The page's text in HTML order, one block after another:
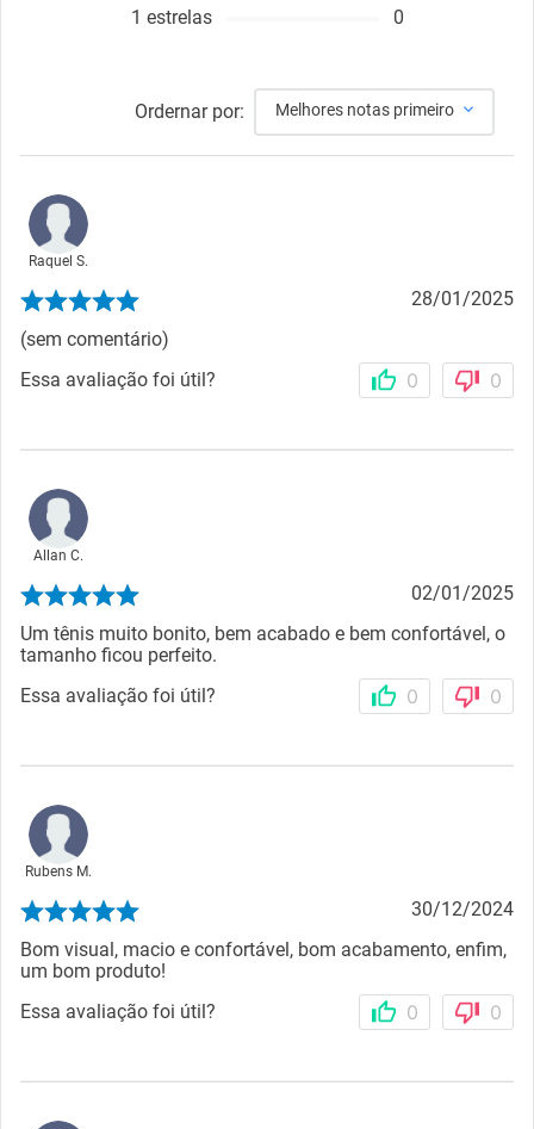
1 estrelas
0
Ordernar por: Melhores notas primeiro
Raquel S.
28/01/2025
(sem comentário)
Essa avaliação foi útil?
0 0
Allan C.
02/01/2025
Um tênis muito bonito, bem acabado e bem confortável, o
tamanho ficou perfeito.
Essa avaliação foi útil?
0 0
Rubens M.
30/12/2024
Bom visual, macio e confortável, bom acabamento, enfim,
um bom produto!
Essa avaliação foi útil?
0 0